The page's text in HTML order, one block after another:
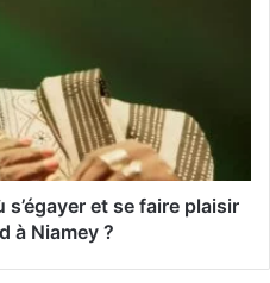
et se faire plaisir
à Niamey ?